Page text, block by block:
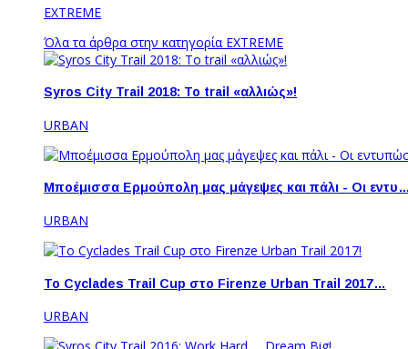
EXTREME
Όλα τα άρθρα στην κατηγορία EXTREME
Syros City Trail 2018: To trail «αλλιώς»!
URBAN
Μποέμισσα Ερμούπολη μας μάγεψες και πάλι - Οι
URBAN
Το Cyclades Trail Cup στο Firenze Urban Trail 2017…
URBAN